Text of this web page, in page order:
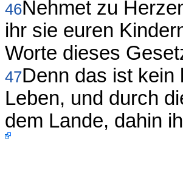
46Nehmet zu
ihr sie euren
Worte dieses
47Denn das ist kein
Leben, und durch
dem Lande, dahin